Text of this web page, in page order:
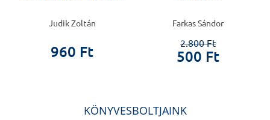
Judik Zoltán
960 Ft
Farkas Sándor
2.800 Ft
500 Ft
KÖNYVESBOLTJAINK